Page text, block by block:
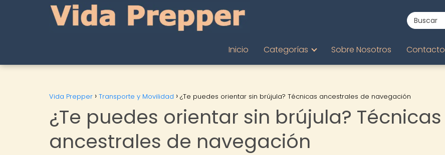
Inicio Categorías Sobre Nosotros Contacto
Vida Prepper Transporte y Movilidad ¿Te puedes orientar sin brújula? Técnicas ancestrales de navegación
¿Te puedes orientar sin brújula? Técnicas
ancestrales de navegación